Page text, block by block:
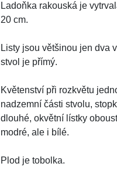
Ladoňka rakouská je
20 cm.
Listy jsou většinou jen dva
stvol je přímý.
Květenství při rozkvětu
nadzemní části stvolu,
dlouhé, okvětní lístky
modré, ale i bílé.
Plod je tobolka.